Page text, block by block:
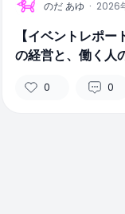
U のだ あゆ · 2026
【イベントレポ
の経営と、働く人
アルな福祉施設運
0 0